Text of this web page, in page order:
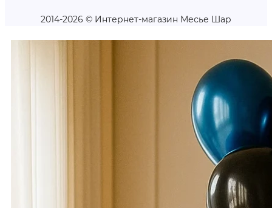
2014-2026 © Интернет-магазин Месье Шар